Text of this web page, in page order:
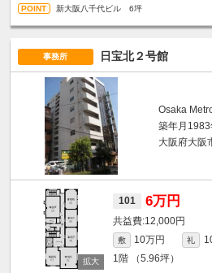
新大阪八千代ビル 6坪
事務所 日宝北２号館
Osaka
築年月
大阪府大阪
101 6万円
12,000円
敷 10万円 礼
1階
（5.96坪）